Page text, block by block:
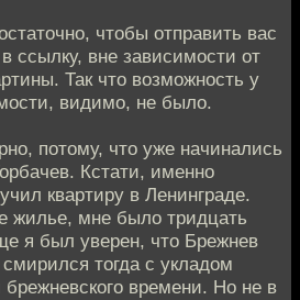
чтобы отправить вас
ссылку, вне зависимости от
Так что возможность у
видимо, не было.
потому, что уже начинались
Кстати, именно
квартиру в Ленинграде.
жилье, мне было тридцать
я был уверен, что Брежнев
тогда с укладом
времени. Но не в